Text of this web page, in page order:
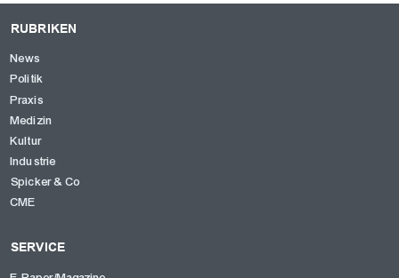
RUBRIKEN
News
Politik
Praxis
Medizin
Kultur
Industrie
Spicker & Co
CME
SERVICE